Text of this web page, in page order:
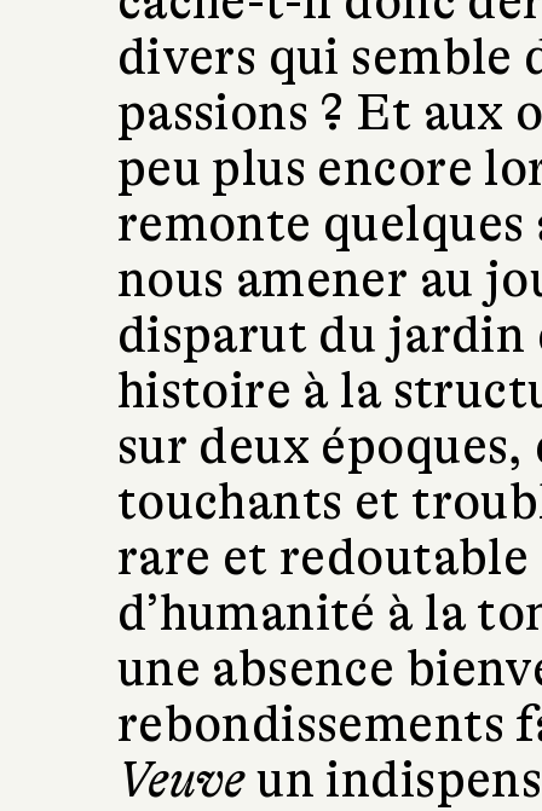
divers qui semble
passions ? Et aux
peu plus encore
remonte
nous amener au
disparut du jardin
histoire à la
sur deux époques,
touchants et
rare et redoutable
d’humanité à la
une absence
rebondissements
Veuveun